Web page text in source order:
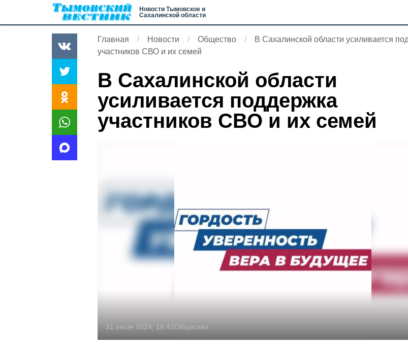
Новости Тымовское и
Сахалинской области
Главная Новости Общество
В Сахалинской области усиливается
участников СВО и их семей
В Сахалинской области
усиливается поддержка
участников СВО и их семей
31 июля 2024, 16:42Общество